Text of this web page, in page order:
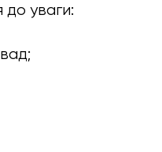
до уваги: